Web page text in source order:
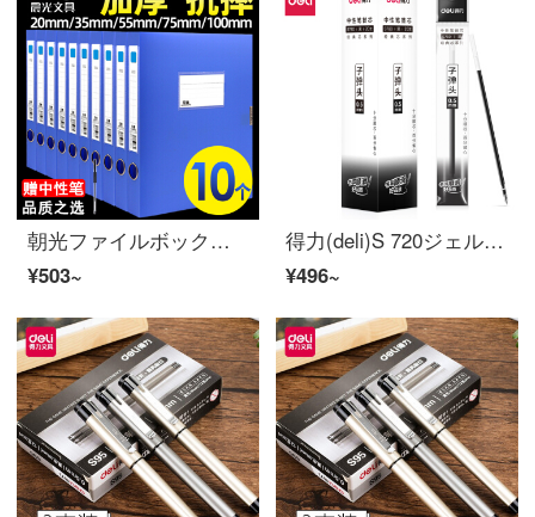
朝光ファイルボックスファイルボックス大容量ファイルデコードボックスボックスボックスプラスチックOffice用品人事ファイルファイル財務会計証明書領収書ボックスa 4フォルダ収纳ボックス幅5.5 CM-青10箱
¥503~
得力(deli)S 720ジェルペ標準弾ヘッドボールジェルペ芯0.5 mm銃弾ヘッド黒【100本/組】
¥496~